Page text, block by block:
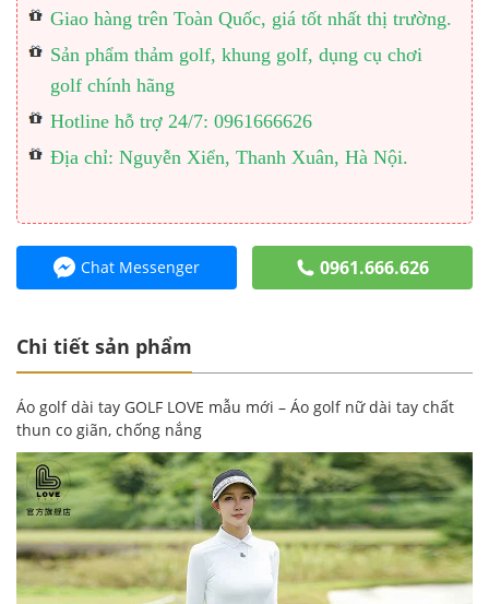
Giao hàng trên Toàn Quốc, giá tốt nhất thị trường.
Sản phẩm thảm golf, khung golf, dụng cụ chơi
golf chính hãng
Hotline hỗ trợ 24/7: 0961666626
Địa chỉ: Nguyễn Xiển, Thanh Xuân, Hà Nội.
Chat Messenger 0961.666.626
Chi tiết sản phẩm
Áo golf dài tay GOLF LOVE mẫu mới – Áo golf nữ dài tay chất
thun co giãn, chống nắng